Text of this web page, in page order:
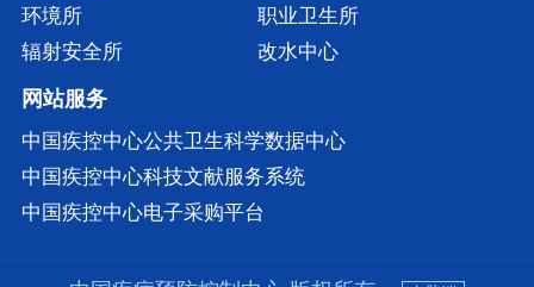
环境所
职业卫生所
辐射安全所
改水中心
网站服务
中国疾控中心公共卫生科学数据中心
中国疾控中心科技文献服务系统
中国疾控中心电子采购平台